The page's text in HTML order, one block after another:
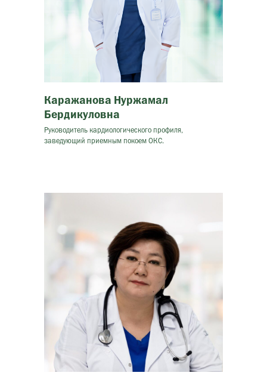
Каражанова Нуржамал
Бердикуловна
Руководитель кардиологического профиля,
заведующий приемным покоем ОКС.